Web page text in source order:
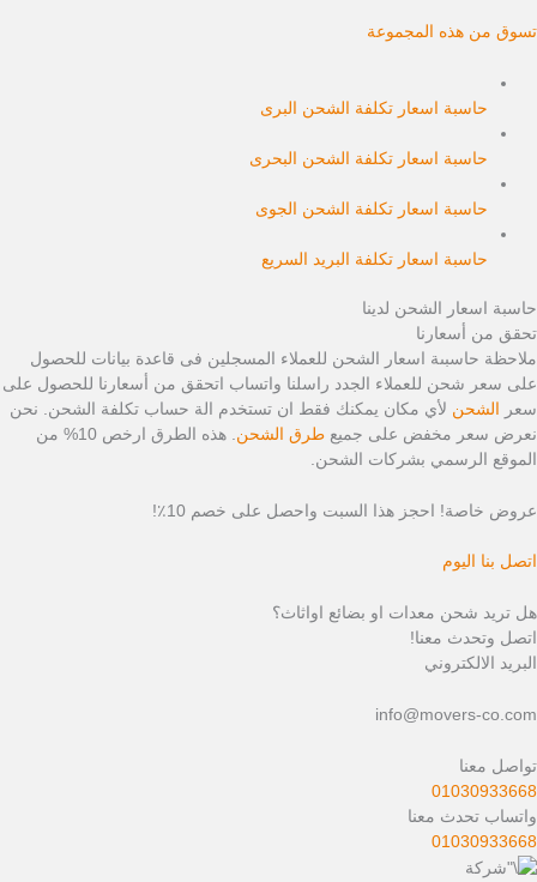
تسوق من هذه المجموعة
حاسبة اسعار تكلفة الشحن البرى
حاسبة اسعار تكلفة الشحن البحرى
حاسبة اسعار تكلفة الشحن الجوى
حاسبة اسعار تكلفة البريد السريع
حاسبة اسعار الشحن لدينا
تحقق من أسعارنا
ملاحظة حاسبىة اسعار الشحن للعملاء المسجلين فى قاعدة بيانات للحصول
على سعر شحن للعملاء الجدد راسلنا واتساب اتحقق من أسعارنا للحصول على
سعر
الشحن لأي مكان يمكنك فقط ان تستخدم الة حساب تكلفة الشحن. نحن
نعرض سعر مخفض على جميع طرق الشحن
. هذه الطرق ارخص 10% من
الموقع الرسمي بشركات الشحن.
عروض خاصة! احجز هذا السبت واحصل على خصم 10٪!
اتصل بنا اليوم
هل تريد شحن معدات او بضائع اواثاث؟
اتصل وتحدث معنا!
البريد الالكتروني
info@movers-co.com
تواصل معنا
01030933668
واتساب تحدث معنا
01030933668